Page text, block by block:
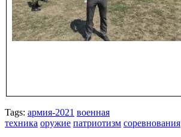
Tags: армия-2021 военная
техника оружие патриотизм соревнования